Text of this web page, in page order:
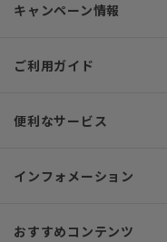
キャンペーン情報
ご利用ガイド
便利なサービス
インフォメーション
おすすめコンテンツ